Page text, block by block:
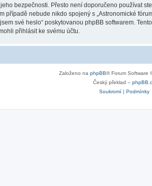
bezpečnosti. Přesto není doporučeno používat
případě nebude nikdo spojený s „Astronomické
své heslo“ poskytovanou phpBB softwarem.
přihlásit ke svému účtu.
Založeno na phpBB® Forum Software
Český překlad –
Soukromí| Podmínky